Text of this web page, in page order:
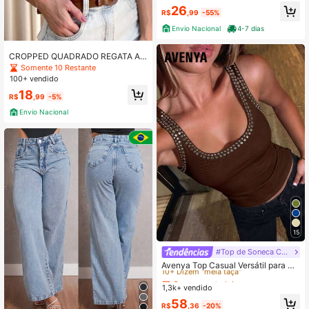
CROPPED QUADRADO REGATA AL
CA GROSSA MODA FEMININA
Somente 10 Restante
100+ vendido
R$18 ,99 -5%
Envio Nacional
R$26 ,99 -55%
Envio Nacional
4-7 dias
15
#Top de Soneca Cami Suave
Avenya Top Casual Versátil para Us
o Diário com Decoração de Rebite
para Mulheres Plus Size
Quase esgotado!
10+ Dizem "meia taça"
Quase esgotado!
10+ Dizem "meia taça"
Quase esgotado!
10+ Dizem "meia taça"
Quase esgotado!
1,3k+ vendido
R$58 ,36 -20%